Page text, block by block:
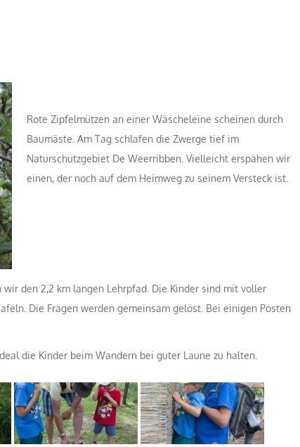
Rote Zipfelmützen an einer Wäscheleine scheinen durch
Baumäste. Am Tag schlafen die Zwerge tief im
Naturschutzgebiet De Weerribben. Vielleicht erspähen wir
einen, der noch auf dem Heimweg zu seinem Versteck ist.
den 2,2 km langen Lehrpfad. Die Kinder sind mit voller
Die Fragen werden gemeinsam gelöst. Bei einigen Posten
die Kinder beim Wandern bei guter Laune zu halten.